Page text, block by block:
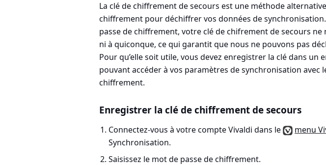
La clé de chiffrement de secours est une méthode
chiffrement pour déchiffrer vos données de
passe de chiffrement, votre clé de chifrement de secours ne
ni à quiconque, ce qui garantit que nous ne pouvons pas
Pour qu’elle soit utile, vous devez enregistrer la clé dans un
pouvant accéder à vos paramètres de synchronisation avec
chiffrement.
Enregistrer la clé de chiffrement de secours
Connectez-vous à votre compte Vivaldi dans le menu
Synchronisation.
Saisissez le mot de passe de chiffrement.